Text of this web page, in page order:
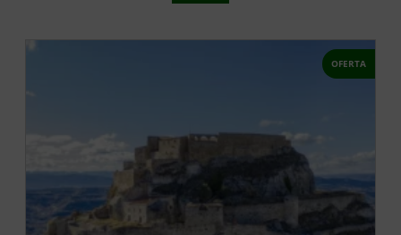
OFERTA